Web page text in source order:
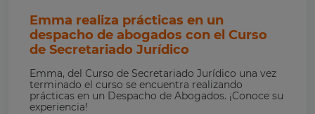
Emma realiza prácticas en un
despacho de abogados con el Curso
de Secretariado Jurídico
Emma, del Curso de Secretariado Jurídico una vez
terminado el curso se encuentra realizando
prácticas en un Despacho de Abogados. ¡Conoce su
experiencia!